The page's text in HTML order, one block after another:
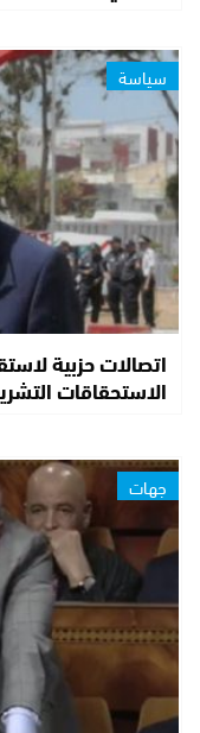
سياسة
اتصالات حزبية
الاستحقاقات
جهات